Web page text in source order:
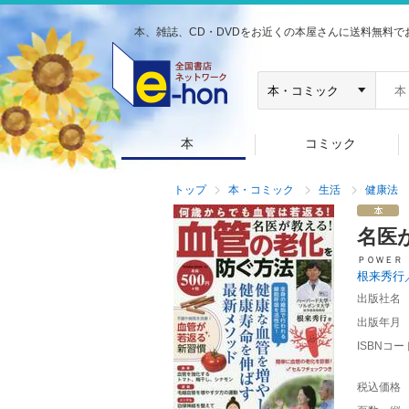
本、雑誌、CD・DVDをお近くの本屋さんに送料無料で
本 コミック
トップ 本・コミック 生活 健康法
名医
ＰＯＷＥ
根来秀行
出版社名
出版年月
ISBNコー
税込価格